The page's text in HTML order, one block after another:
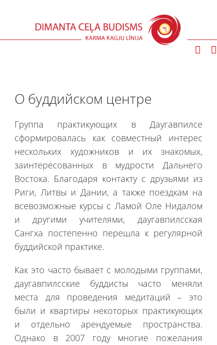
О буддийском центре
Группа практикующих в Даугавпилсе
сформировалась как совместный интерес
нескольких художников и их знакомых,
заинтересованных в мудрости Дальнего
Востока. Благодаря контакту с друзьями из
Риги, Литвы и Дании, а также поездкам на
всевозможные курсы с Ламой Оле Нидалом
и другими учителями, даугавпилсская
Сангха постепенно перешла к регулярной
буддийской практике.
Как это часто бывает с молодыми группами,
даугавпилсские буддисты часто меняли
места для проведения медитаций – это
были и квартиры некоторых практикующих
и отдельно арендуемые пространства.
Однако в 2007 году многие пожелания